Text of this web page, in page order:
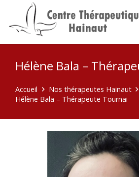
Hélène Bala –
Accueil
Nos thérapeutes Hainaut
Hélène Bala – Thérapeute Tournai